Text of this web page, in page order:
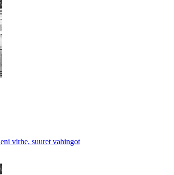
virhe, suuret vahingot